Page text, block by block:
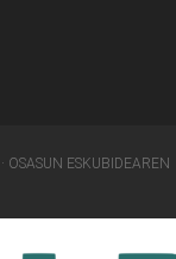
OSASUN ESKUBIDEAREN